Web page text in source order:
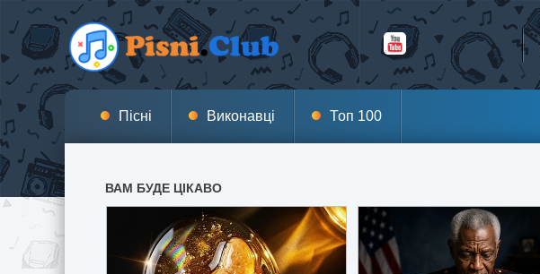
Пісні Виконавці Топ 100